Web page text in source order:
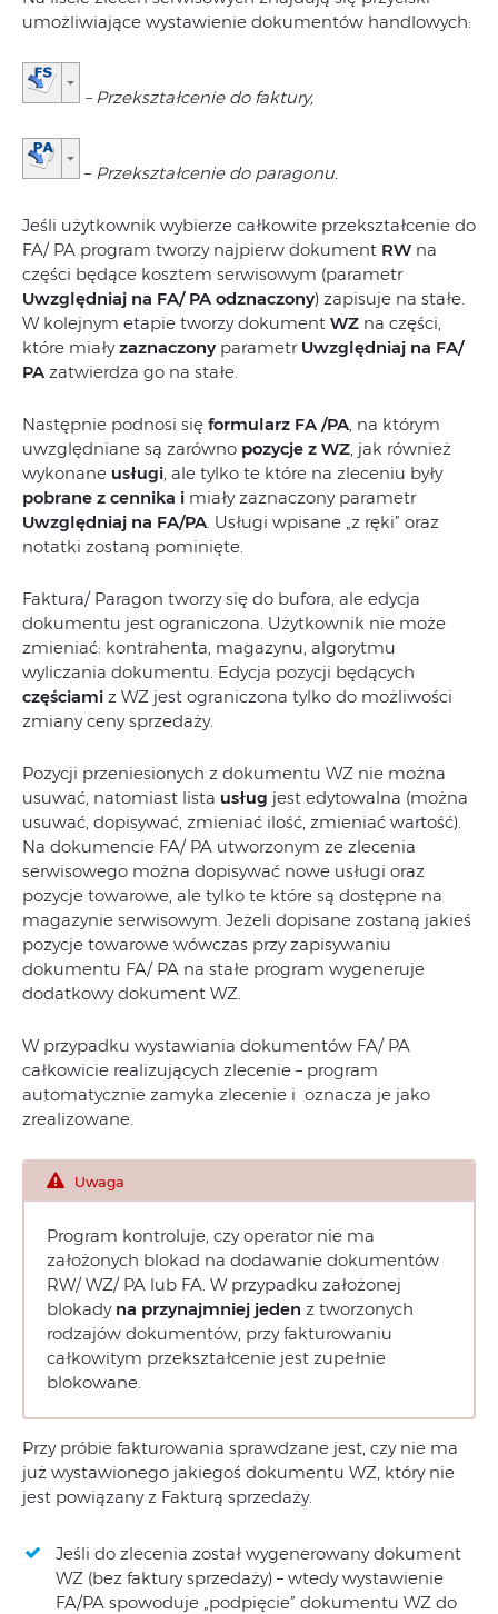
umożliwiające wystawienie dokumentów handlowych:
– Przekształcenie do faktury,
– Przekształcenie do paragonu.
Jeśli użytkownik wybierze całkowite przekształcenie do
FA/ PA program tworzy najpierw dokument RW na
części będące kosztem serwisowym (parametr
Uwzględniaj na FA/ PA odznaczony) zapisuje na stałe.
W kolejnym etapie tworzy dokument WZ na części,
które miałyzaznaczony parametr Uwzględniaj na FA/
PA zatwierdza go na stałe.
Następnie podnosi się formularz FA /PA, na którym
uwzględniane są zarówno pozycje z WZ, jak również
wykonane usługi, ale tylko te które na zleceniu były
pobrane z cennika i miały zaznaczony parametr
Uwzględniaj na FA/PA. Usługi wpisane „z ręki” oraz
notatki zostaną pominięte.
Faktura/ Paragon tworzy się do bufora, ale edycja
dokumentu jest ograniczona. Użytkownik nie może
zmieniać: kontrahenta, magazynu, algorytmu
wyliczania dokumentu. Edycja pozycji będących
częściami z WZ jest ograniczona tylko do możliwości
zmiany ceny sprzedaży.
Pozycji przeniesionych z dokumentu WZ nie można
usuwać, natomiast lista usług jest edytowalna (można
usuwać, dopisywać, zmieniać ilość, zmieniać wartość).
Na dokumencie FA/ PA utworzonym ze zlecenia
serwisowego można dopisywać nowe usługi oraz
pozycje towarowe, ale tylko te które są dostępne na
magazynie serwisowym. Jeżeli dopisane zostaną jakieś
pozycje towarowe wówczas przy zapisywaniu
dokumentu FA/ PA na stałe program wygeneruje
dodatkowy dokument WZ.
W przypadku wystawiania dokumentów FA/ PA
całkowicie realizujących zlecenie – program
automatycznie zamyka zlecenie i oznacza je jako
zrealizowane.
Uwaga
Program kontroluje, czy operator nie ma
założonych blokad na dodawanie dokumentów
RW/ WZ/ PA lub FA. W przypadku założonej
blokady na przynajmniej jeden z tworzonych
rodzajów dokumentów, przy fakturowaniu
całkowitym przekształcenie jest zupełnie
blokowane.
Przy próbie fakturowania sprawdzane jest, czy nie ma
już wystawionego jakiegoś dokumentu WZ, który nie
jest powiązany z Fakturą sprzedaży.
Jeśli do zlecenia został wygenerowany dokument
WZ (bez faktury sprzedaży) – wtedy wystawienie
FA/PA spowoduje „podpięcie” dokumentu WZ do